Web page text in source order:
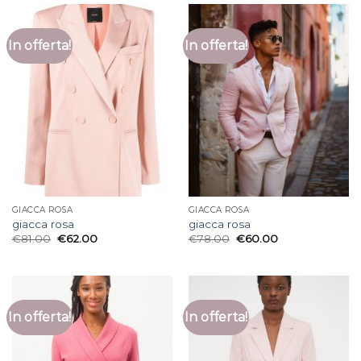
In offerta!
GIACCA ROSA
giacca rosa
€81.00 €62.00
In offerta!
GIACCA ROSA
giacca rosa
€78.00 €60.00
In offerta! In offerta!